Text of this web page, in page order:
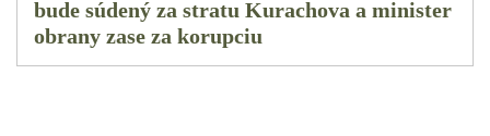
bude súdený za stratu Kurachova a minister
obrany zase za korupciu